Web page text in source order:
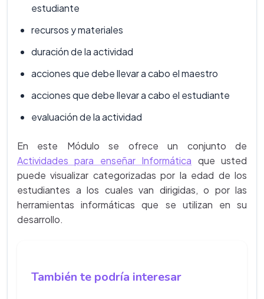
estudiante
recursos y materiales
duración de la actividad
acciones que debe llevar a cabo el maestro
acciones que debe llevar a cabo el estudiante
evaluación de la actividad
En este Módulo se ofrece un conjunto de
Actividades para enseñar Informática que usted
puede visualizar categorizadas por la edad de los
estudiantes a los cuales van dirigidas, o por las
herramientas informáticas que se utilizan en su
desarrollo.
También te podría interesar